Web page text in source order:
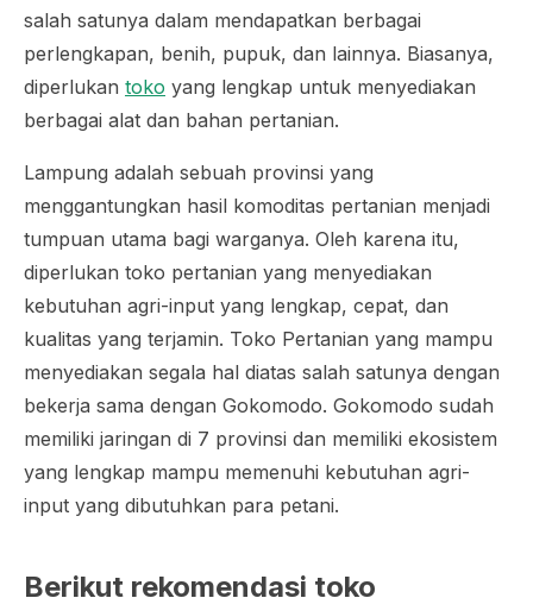
salah satunya dalam mendapatkan berbagai
perlengkapan, benih, pupuk, dan lainnya. Biasanya,
diperlukan toko yang lengkap untuk menyediakan
berbagai alat dan bahan pertanian.
Lampung adalah sebuah provinsi yang
menggantungkan hasil komoditas pertanian menjadi
tumpuan utama bagi warganya. Oleh karena itu,
diperlukan toko pertanian yang menyediakan
kebutuhan agri-input yang lengkap, cepat, dan
kualitas yang terjamin. Toko Pertanian yang mampu
menyediakan segala hal diatas salah satunya dengan
bekerja sama dengan Gokomodo. Gokomodo sudah
memiliki jaringan di 7 provinsi dan memiliki ekosistem
yang lengkap mampu memenuhi kebutuhan agri-
input yang dibutuhkan para petani.
Berikut rekomendasi toko